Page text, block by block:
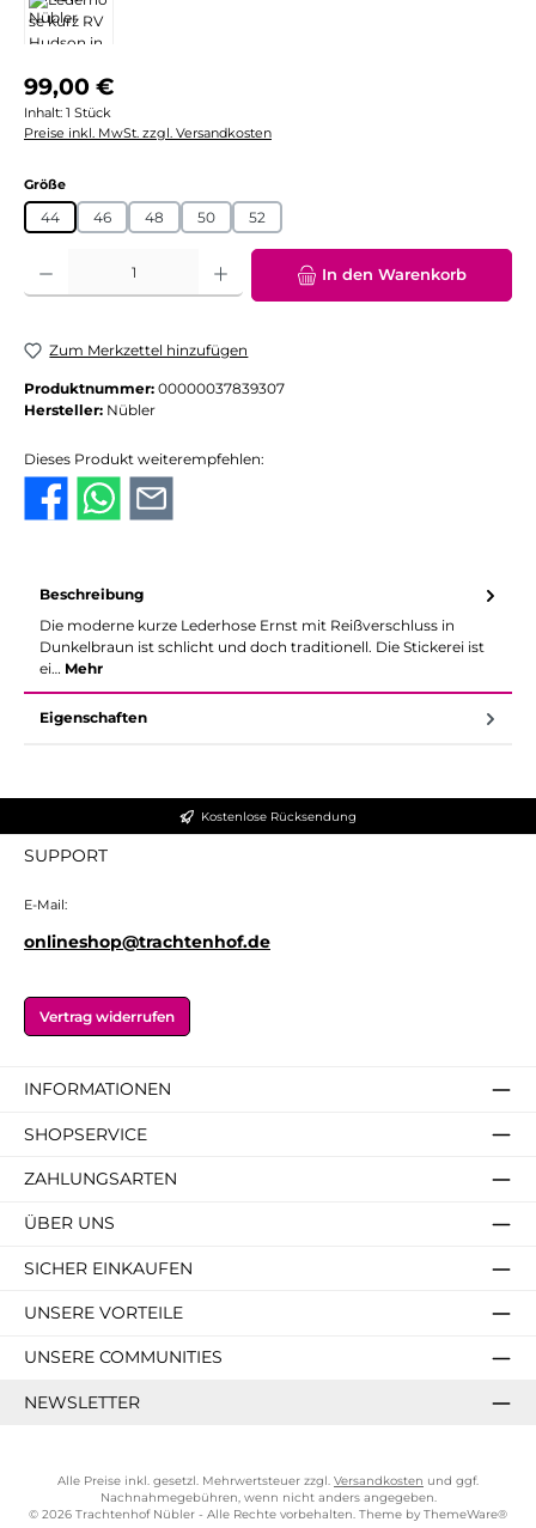
Regulärer Preis:
99,00 €
Inhalt: 1 Stück
Preise inkl. MwSt. zzgl. Versandkosten
Größeauswählen
44 46 48 50 52
Produkt Anzahl: Gib den gewünschten Wert ein oder benutze die
In den Warenkorb
Zum Merkzettel hinzufügen
Produktnummer: 00000037839307
Hersteller: Nübler
Dieses Produkt weiterempfehlen:
Beschreibung
Die moderne kurze Lederhose Ernst mit Reißverschluss in
Dunkelbraun ist schlicht und doch traditionell. Die Stickerei ist
ei… Mehr
Eigenschaften
Kostenlose Rücksendung
SUPPORT
E-Mail:
onlineshop@trachtenhof.de
Vertrag widerrufen
INFORMATIONEN
SHOPSERVICE
ZAHLUNGSARTEN
ÜBER UNS
SICHER EINKAUFEN
UNSERE VORTEILE
UNSERE COMMUNITIES
NEWSLETTER
Alle Preise inkl. gesetzl. Mehrwertsteuer zzgl. Versandkosten und ggf.
Nachnahmegebühren, wenn nicht anders angegeben.
© 2026 Trachtenhof Nübler - Alle Rechte vorbehalten. Theme by ThemeWare®